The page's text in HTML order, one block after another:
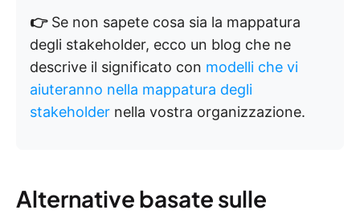
👉Se non sapete cosa sia la mappatura
degli stakeholder, ecco un blog che ne
descrive il significato con modelli che vi
aiuteranno nella mappatura degli
stakeholder nella vostra organizzazione.
Alternative basate sulle